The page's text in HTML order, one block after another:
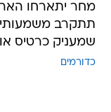
מחר יתארחו
תתקרב
שמעניק כרטיס
כדורמים